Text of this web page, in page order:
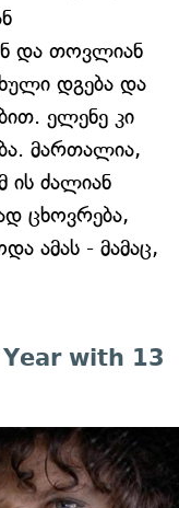
და თოვლიან
დგება და
ელენე კი
მართალია,
ის ძალიან
ცხოვრება,
ამას - მამაც,
with 13